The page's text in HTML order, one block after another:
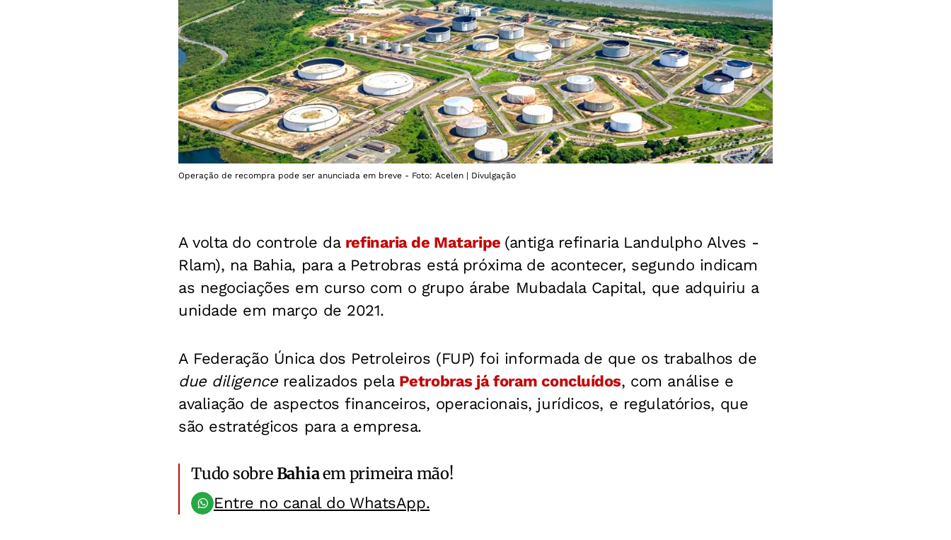
Operação de recompra pode ser anunciada em breve - Foto: Acelen | Divulgação
A volta do controle da refinaria de Mataripe (antiga refinaria Landulpho Alves -
Rlam), na Bahia, para a Petrobras está próxima de acontecer, segundo indicam
as negociações em curso com o grupo árabe Mubadala Capital, que adquiriu a
unidade em março de 2021.
A Federação Única dos Petroleiros (FUP) foi informada de que os trabalhos de
due diligencerealizados pela Petrobras já foram concluídos, com análise e
avaliação de aspectos financeiros, operacionais, jurídicos, e regulatórios, que
são estratégicos para a empresa.
Tudo sobreBahiaem primeira mão!
Entre no canal do WhatsApp.